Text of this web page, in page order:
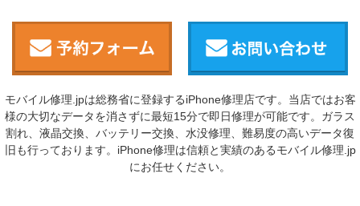
モバイル修理.jpは総務省に登録するiPhone修理店です。当店ではお客
様の大切なデータを消さずに最短15分で即日修理が可能です。ガラス
割れ、液晶交換、バッテリー交換、水没修理、難易度の高いデータ復
旧も行っております。iPhone修理は信頼と実績のあるモバイル修理.jp
にお任せください。